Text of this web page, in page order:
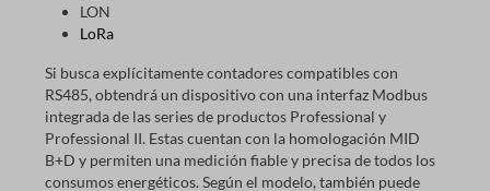
LON
LoRa
Si busca explícitamente contadores compatibles con
RS485, obtendrá un dispositivo con una interfaz Modbus
integrada de las series de productos Professional y
Professional II. Estas cuentan con la homologación MID
B+D y permiten una medición fiable y precisa de todos los
consumos energéticos. Según el modelo, también puede